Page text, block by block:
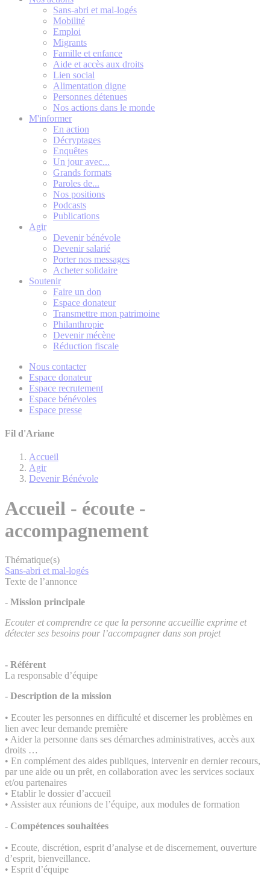
Sans-abri et mal-logés
Mobilité
Emploi
Migrants
Famille et enfance
Aide et accès aux droits
Lien social
Alimentation digne
Personnes détenues
Nos actions dans le monde
M'informer
En action
Décryptages
Enquêtes
Un jour avec...
Grands formats
Paroles de...
Nos positions
Podcasts
Publications
Agir
Devenir bénévole
Devenir salarié
Porter nos messages
Acheter solidaire
Soutenir
Faire un don
Espace donateur
Transmettre mon patrimoine
Philanthropie
Devenir mécène
Réduction fiscale
Nous contacter
Espace donateur
Espace recrutement
Espace bénévoles
Espace presse
Fil d'Ariane
Accueil
Agir
Devenir Bénévole
Accueil - écoute -
accompagnement
Thématique(s)
Sans-abri et mal-logés
Texte de l’annonce
- Mission principale
Ecouter et comprendre ce que la personne accueillie exprime et
détecter ses besoins pour l’accompagner dans son projet
- Référent
La responsable d’équipe
- Description de la mission
• Ecouter les personnes en difficulté et discerner les problèmes en
lien avec leur demande première
• Aider la personne dans ses démarches administratives, accès aux
droits …
• En complément des aides publiques, intervenir en dernier recours,
par une aide ou un prêt, en collaboration avec les services sociaux
et/ou partenaires
• Etablir le dossier d’accueil
• Assister aux réunions de l’équipe, aux modules de formation
- Compétences souhaitées
• Ecoute, discrétion, esprit d’analyse et de discernement, ouverture
d’esprit, bienveillance.
• Esprit d’équipe